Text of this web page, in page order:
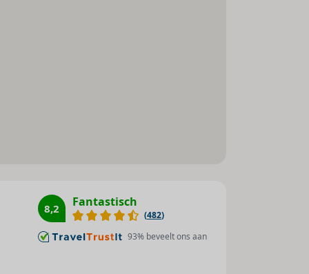
8,2 Fantastisch
(482)
93% beveelt ons aan